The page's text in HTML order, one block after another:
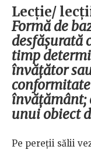
Lecție/
Formă de
desfășurată
timp
învățător
învățământ;
unui obiect
Pe pereții sălii